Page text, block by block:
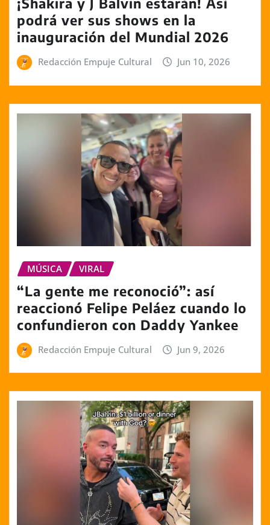
podrá ver sus shows en la
inauguración del Mundial 2026
Redacción Empuje Cultural Jun 10, 2026
MÚSICA VIRAL
“La gente me reconoció”: así
reaccionó Felipe Peláez cuando lo
confundieron con Daddy Yankee
Redacción Empuje Cultural Jun 9, 2026